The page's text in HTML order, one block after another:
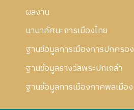
ผลงาน
นานาทัศนะการเมืองไทย
ฐานข้อมูลการเมืองการปกครอง
ฐานข้อมูลรางวัลพระปกเกล้า
ฐานข้อมูลการเมืองภาคพลเมือง